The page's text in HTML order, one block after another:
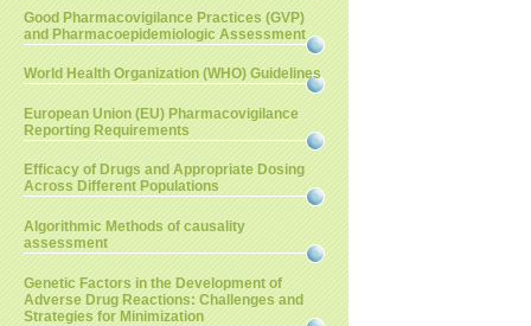
Good Pharmacovigilance Practices (GVP)
and Pharmacoepidemiologic Assessment
World Health Organization (WHO) Guidelines
European Union (EU) Pharmacovigilance
Reporting Requirements
Efficacy of Drugs and Appropriate Dosing
Across Different Populations
Algorithmic Methods of causality
assessment
Genetic Factors in the Development of
Adverse Drug Reactions: Challenges and
Strategies for Minimization